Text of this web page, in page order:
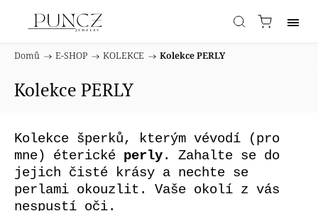
Domů / E-SHOP / KOLEKCE / Kolekce PERLY
Kolekce PERLY
Kolekce šperků, kterým vévodí (pro
mne) éterické perly. Zahalte se do
jejich čisté krásy a nechte se
perlami okouzlit. Vaše okolí z vás
nespustí oči.